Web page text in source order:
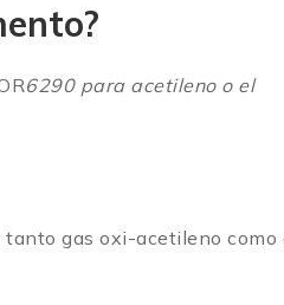
6290 para acetileno o el
tanto gas oxi-acetileno como